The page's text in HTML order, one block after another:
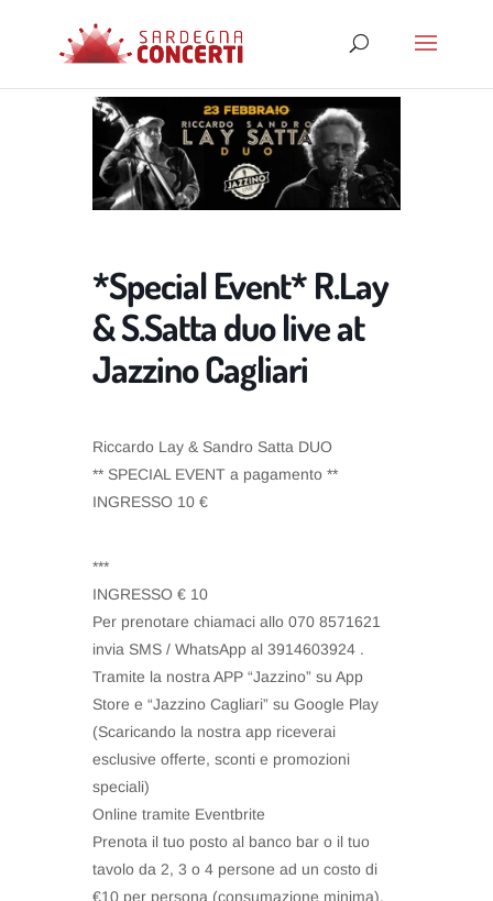
*Special Event* R.Lay
& S.Satta duo live at
Jazzino Cagliari
Riccardo Lay & Sandro Satta DUO
** SPECIAL EVENT a pagamento **
INGRESSO 10 €
***
INGRESSO € 10
Per prenotare chiamaci allo 070 8571621
invia SMS / WhatsApp al 3914603924 .
Tramite la nostra APP “Jazzino” su App
Store e “Jazzino Cagliari” su Google Play
(Scaricando la nostra app riceverai
esclusive offerte, sconti e promozioni
speciali)
Online tramite Eventbrite
Prenota il tuo posto al banco bar o il tuo
tavolo da 2, 3 o 4 persone ad un costo di
€10 per persona (consumazione minima).